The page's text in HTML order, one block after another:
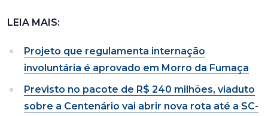
LEIA MAIS:
Projeto que regulamenta internação
involuntária é aprovado em Morro da Fumaça
Previsto no pacote de R$ 240 milhões, viaduto
sobre a Centenário vai abrir nova rota até a SC-